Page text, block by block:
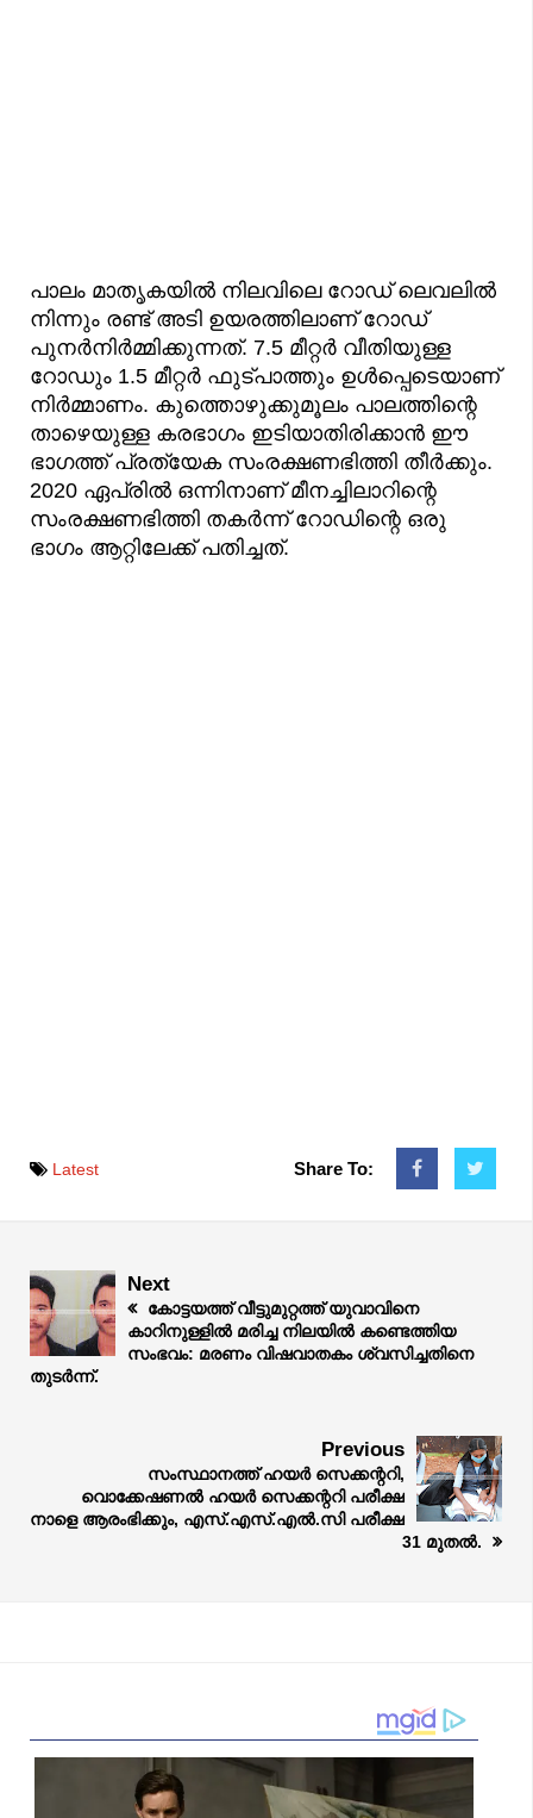
പാലം മാതൃകയിൽ നിലവിലെ റോഡ് ലെവലിൽ
നിന്നും രണ്ട് അടി ഉയരത്തിലാണ് റോഡ്
പുനർനിർമ്മിക്കുന്നത്. 7.5 മീറ്റർ വീതിയുള്ള
റോഡും 1.5 മീറ്റർ ഫുട്പാത്തും ഉൾപ്പെടെയാണ്
നിർമ്മാണം. കുത്തൊഴുക്കുമൂലം പാലത്തിന്റെ
താഴെയുള്ള കരഭാഗം ഇടിയാതിരിക്കാൻ ഈ
ഭാഗത്ത് പ്രത്യേക സംരക്ഷണഭിത്തി തീർക്കും.
2020 ഏപ്രിൽ ഒന്നിനാണ് മീനച്ചിലാറിന്റെ
സംരക്ഷണഭിത്തി തകർന്ന് റോഡിന്റെ ഒരു
ഭാഗം ആറ്റിലേക്ക് പതിച്ചത്.
Latest Share To:
Next
കോട്ടയത്ത് വീട്ടുമുറ്റത്ത് യുവാവിനെ
കാറിനുള്ളിൽ മരിച്ച നിലയിൽ കണ്ടെത്തിയ
സംഭവം: മരണം വിഷവാതകം ശ്വസിച്ചതിനെ
തുടർന്ന്.
Previous
സംസ്ഥാനത്ത് ഹയർ സെക്കന്ററി,
വൊക്കേഷണൽ ഹയർ സെക്കന്ററി പരീക്ഷ
നാളെ ആരംഭിക്കും, എസ്.എസ്.എൽ.സി പരീക്ഷ
31 മുതൽ.